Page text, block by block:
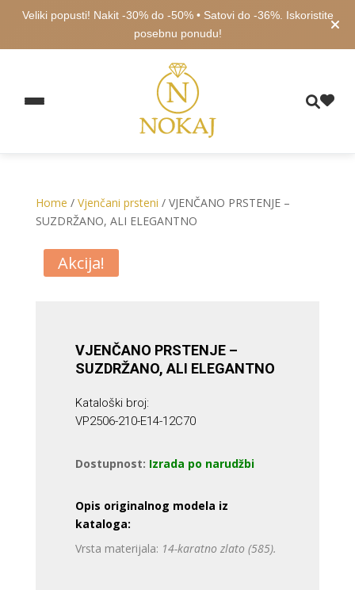
Veliki popusti! Nakit -30% do -50% • Satovi do -36%. Iskoristite
posebnu ponudu!
Home / Vjenčani prsteni / VJENČANO PRSTENJE –
SUZDRŽANO, ALI ELEGANTNO
Akcija!
VJENČANO PRSTENJE –
SUZDRŽANO, ALI ELEGANTNO
Kataloški broj:
VP2506-210-E14-12C70
Dostupnost: Izrada po narudžbi
Opis originalnog modela iz
kataloga:
Vrsta materijala: 14-karatno zlato (585).